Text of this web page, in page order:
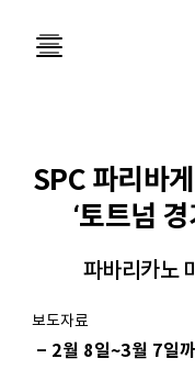
SPC 파리바
‘토트넘
파바리카노
보도자료
– 2월 8일~3월 7일